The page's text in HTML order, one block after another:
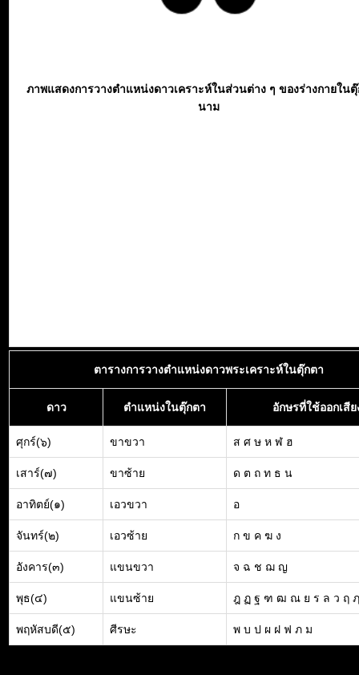
ภาพแสดงการวางตำแหน่งดาวเคราะห์ในส่วนต่าง ๆ ของร่างกายใน
นาม
ตารางการวางตำแหน่งดาวพระเคราะห์ในตุ๊กตา
ดาว ตำแหน่งในตุ๊กตา อักษรที่ใช้ออกเสีย
ศุกร์(๖) ขาขวา ส ศ ษ ห ฬ ฮ
เสาร์(๗) ขาซ้าย ด ต ถ ท ธ น
อาทิตย์(๑) เอวขวา อ
จันทร์(๒) เอวซ้าย ก ข ค ฆ ง
อังคาร(๓) แขนขวา จ ฉ ช ฌ ญ
พุธ(๔) แขนซ้าย ฎ ฏ ฐ ฑ ฒ ณ ย ร ล ว ฤ ฦ
พฤหัสบดี(๕) ศีรษะ พ บ ป ผ ฝ ฟ ภ ม